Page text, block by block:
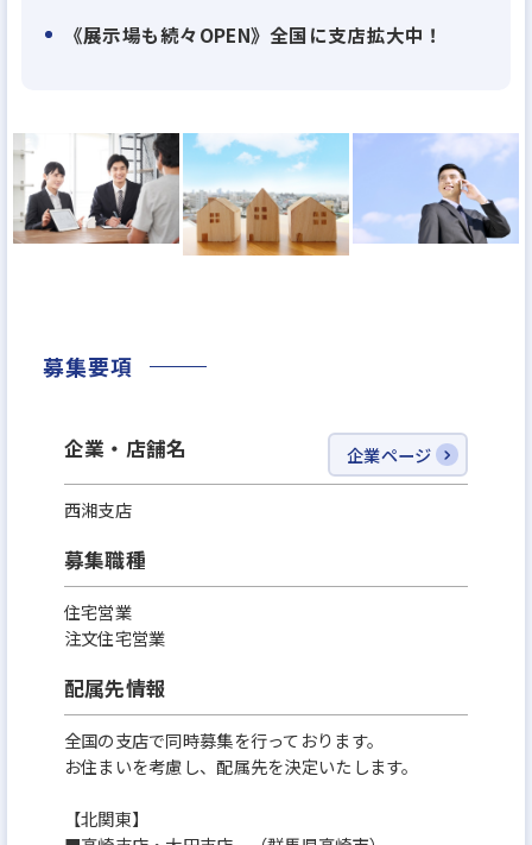
季節に合わせて、春には野球大会やバーベキュー、
【100％反響営業】
大手ハウスメーカーと同等の品質の住宅を適正価格
で提供できるハウスメーカーとして、お客様から高
は全国トップクラス。
スなど、数ある住宅会社の中からお客様に選んで頂
ける存在として事業拡大しています。
《展示場も続々OPEN》全国に支店拡大中！
募集要項
企業・店舗名 企業ページ
西湘支店
募集職種
住宅営業
注文住宅営業
配属先情報
全国の支店で同時募集を行っております。
お住まいを考慮し、配属先を決定いたします。
【北関東】